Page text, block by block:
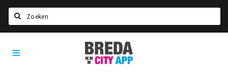
Home
Breda
City
App